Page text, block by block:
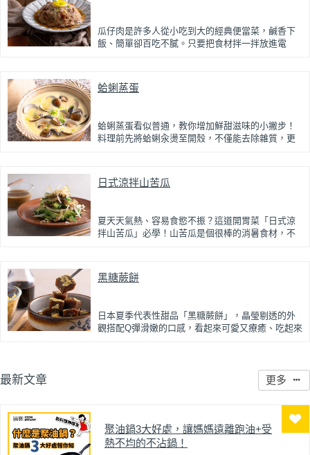
瓜仔肉是許多人從小吃到大的經典便當菜，鹹香下
飯、簡單卻百吃不膩。只要把食材拌一拌放進電
蒸好的瓜仔肉鮮嫩多汁，絞肉吸飽脆瓜醬汁的甘甜
滿濃濃古早味，帶便當、配稀飯、配白飯都好吃，
讓人忍不住多扒好幾口飯，是一道簡單又美味的經
蛤蜊蒸蛋
蛤蜊蒸蛋看似普通，教你增加鮮甜滋味的小撇步！
料理前先將蛤蜊汆燙至開殼，不僅能去除雜質，更
本普通的蒸蛋更加濃郁鮮甜。
提香，簡單調味就能襯托食材原味，是一道全家人
都會愛的家常料理。
日式涼拌山苦瓜
夏天天氣熱、容易食慾不振？這道開胃菜「日式涼
拌山苦瓜」必學！山苦瓜是個很棒的消暑食材，不
山苦瓜薄切後汆燙，最後冰鎮，搭配洋蔥、白芝麻
刺激，反而越吃越回甘！是一道低負擔、營養滿分
又充滿日式風味的夏日開胃菜。
黑糖蕨餅
日本夏季代表性甜品「黑糖蕨餅」，晶瑩剔透的外
觀搭配Q彈滑嫩的口感，看起來可愛又療癒、吃起來
就能在家輕鬆完成！蕨餅入口冰涼柔軟，帶有彈牙
的Q勁，咀嚼時散發淡淡黑糖香氣，再裹上香濃黃豆
最新文章 更多
聚油鍋3大好處，讓媽媽遠離跑油+受
熱不均的不沾鍋！